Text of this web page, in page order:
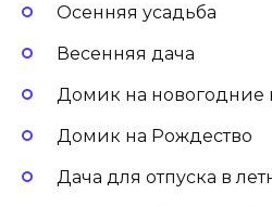
Осенняя усадьба
Весенняя дача
Домик на новогодние
Домик на Рождество
Дача для отпуска в